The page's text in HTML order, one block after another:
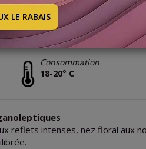
et Canaiolo, ce vin est célèbre
Consommation
18-20° C
reflets intenses, nez floral aux
LE RABAIS